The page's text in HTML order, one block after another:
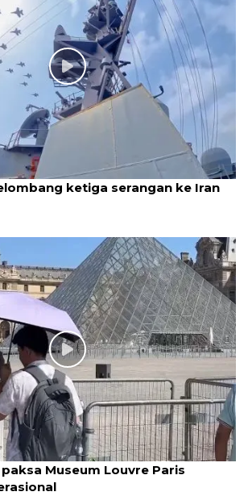
ketiga serangan ke Iran
Museum Louvre Paris